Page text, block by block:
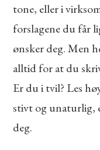
tone, eller i
forslagene du får
ønsker deg. Men
alltid for at du
Er du i tvil? Les
stivt og unaturlig,
deg.